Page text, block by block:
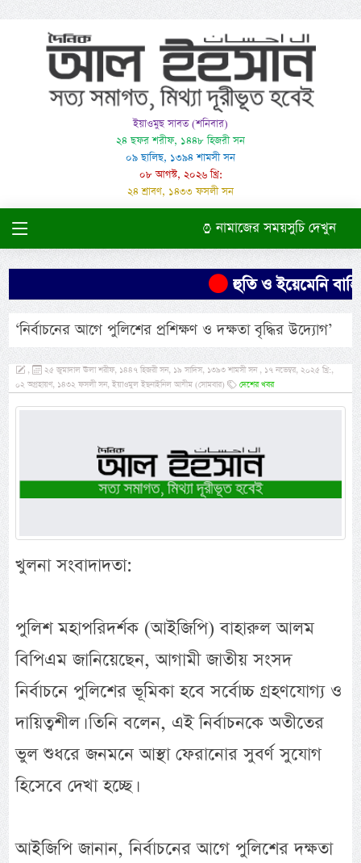
ইয়াওমুছ সাবত (শনিবার)
২৪ ছফর শরীফ, ১৪৪৮ হিজরী সন
০৯ ছালিছ, ১৩৯৪ শামসী সন
০৮ আগস্ট, ২০২৬ খ্রি:
২৪ শ্রাবণ, ১৪৩৩ ফসলী সন
নামাজের সময়সুচি দেখুন
হুতি ও ইয়েমেনি
‘নির্বাচনের আগে পুলিশের প্রশিক্ষণ ও দক্ষতা বৃদ্ধির উদ্যোগ’
,
২৫ জুমাদাল ঊলা শরীফ, ১৪৪৭ হিজরী সন, ১৯ সাদিস, ১৩৯৩ শামসী সন , ১৭ নভেম্বর, ২০২৫ খ্রি:,
০২ অগ্রহায়ণ, ১৪৩২ ফসলী সন, ইয়াওমুল ইছনাইনিল আযীম (সোমবার)
দেশের খবর
খুলনা সংবাদাদতা:
পুলিশ মহাপরিদর্শক (আইজিপি) বাহারুল আলম
বিপিএম জানিয়েছেন, আগামী জাতীয় সংসদ
নির্বাচনে পুলিশের ভূমিকা হবে সর্বোচ্চ গ্রহণযোগ্য ও
দায়িত্বশীল। তিনি বলেন, এই নির্বাচনকে অতীতের
ভুল শুধরে জনমনে আস্থা ফেরানোর সুবর্ণ সুযোগ
হিসেবে দেখা হচ্ছে।
আইজিপি জানান, নির্বাচনের আগে পুলিশের দক্ষতা